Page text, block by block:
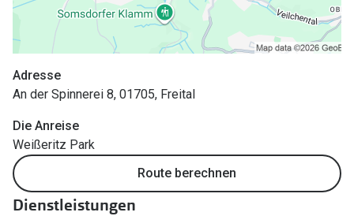
Gläser
Glaspakete
Glasveredelungen
Brillenglas Typen
Transitions Gläser
Blaulichtfilter
Stellest®-Brillengläser
Ratgeber
UV-
Angebote
Brillen 2
Adresse
An der Spinnerei 8, 01705, Freital
Die Anreise
Weißeritz Park
Route berechnen
Dienstleistungen